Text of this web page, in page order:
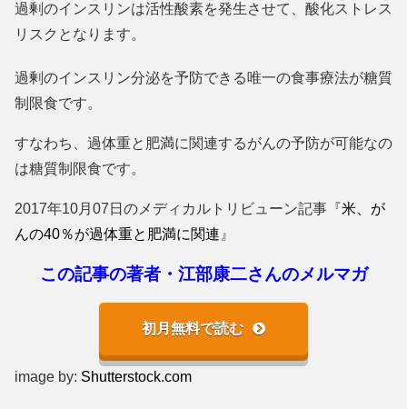
過剰のインスリンは活性酸素を発生させて、酸化ストレス
リスクとなります。
過剰のインスリン分泌を予防できる唯一の食事療法が糖質
制限食です。
すなわち、過体重と肥満に関連するがんの予防が可能なの
は糖質制限食です。
2017年10月07日のメディカルトリビューン記事『米、が
んの40％が過体重と肥満に関連 』
この記事の著者・江部康二さんのメルマガ
初月無料で読む
image by: Shutterstock.com